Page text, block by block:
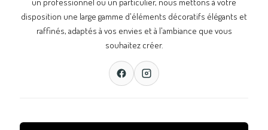
un professionnel ou un particulier, nous mettons à votre
disposition une large gamme d'éléments décoratifs élégants et
raffinés, adaptés à vos envies et à l'ambiance que vous
souhaitez créer.